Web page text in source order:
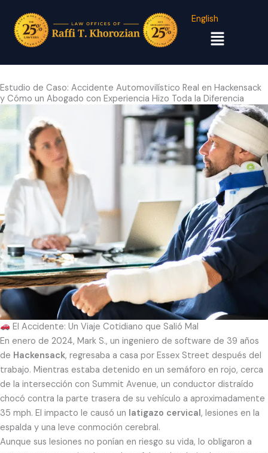
English
Menú
Estudio de Caso: Accidente Automovilístico Real en Hackensack
y Cómo un Abogado con Experiencia Hizo Toda la Diferencia
El Accidente: Un Viaje Cotidiano que Salió Mal
En enero de 2024, Mark S., un ingeniero de software de 39 años
de Hackensack, regresaba a casa por Essex Street después del
trabajo. Mientras estaba detenido en un semáforo en rojo, cerca
de la intersección con Summit Avenue, un conductor distraído
chocó contra la parte trasera de su vehículo a aproximadamente
35 mph. El impacto le causó un latigazo cervical, lesiones en la
espalda y una leve conmoción cerebral.
Aunque sus lesiones no ponían en riesgo su vida, lo obligaron a